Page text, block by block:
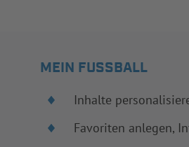
MEIN FUSSBALL
Inhalte
Favoriten anlegen,